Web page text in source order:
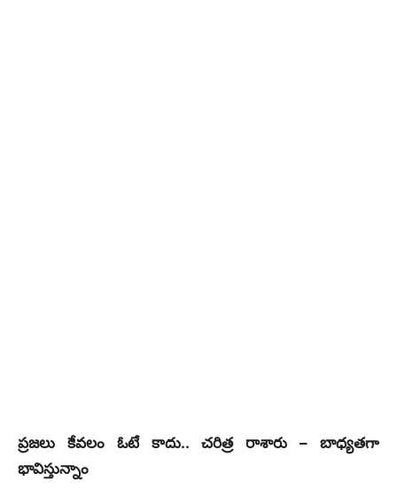
ప్రజలు కేవలం ఓటే కాదు.. చరిత్ర రాశారు – బాధ్యతగా
భావిస్తున్నాం